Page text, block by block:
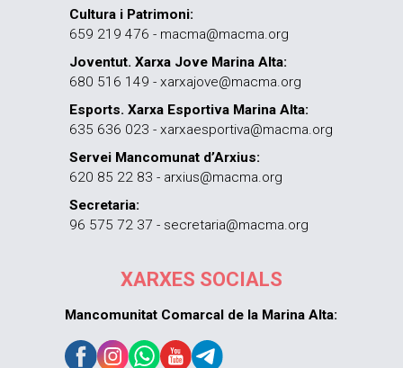
Cultura i Patrimoni:
659 219 476 - macma@macma.org
Joventut. Xarxa Jove Marina Alta:
680 516 149 - xarxajove@macma.org
Esports. Xarxa Esportiva Marina Alta:
635 636 023 - xarxaesportiva@macma.org
Servei Mancomunat d’Arxius:
620 85 22 83 - arxius@macma.org
Secretaria:
96 575 72 37 - secretaria@macma.org
XARXES SOCIALS
Mancomunitat Comarcal de la Marina Alta: